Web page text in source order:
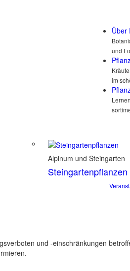
Über
und
im
Alpinum und Steingarten
Steingartenpflanzen
und -einschränkungen